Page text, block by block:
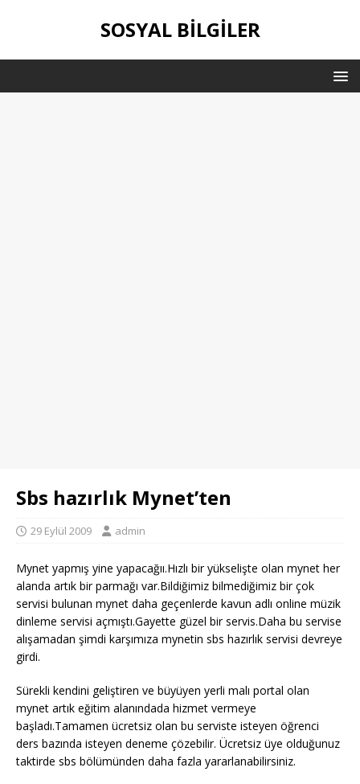
SOSYAL BILGILER
Sbs hazırlık Mynet’ten
29 Eylül 2009 admin
Mynet yapmış yine yapacağıı.Hızlı bir yükselişte olan mynet her
alanda artık bir parmağı var.Bildiğimiz bilmediğimiz bir çok
servisi bulunan mynet daha geçenlerde kavun adlı online müzik
dinleme servisi açmıştı.Gayette güzel bir servis.Daha bu servise
alışamadan şimdi karşımıza mynetin sbs hazırlık servisi devreye
girdi.
Sürekli kendini geliştiren ve büyüyen yerli malı portal olan
mynet artık eğitim alanındada hizmet vermeye
başladı.Tamamen ücretsiz olan bu serviste isteyen öğrenci
ders bazında isteyen deneme çözebilir. Ücretsiz üye olduğunuz
taktirde sbs bölümünden daha fazla yararlanabilirsiniz.